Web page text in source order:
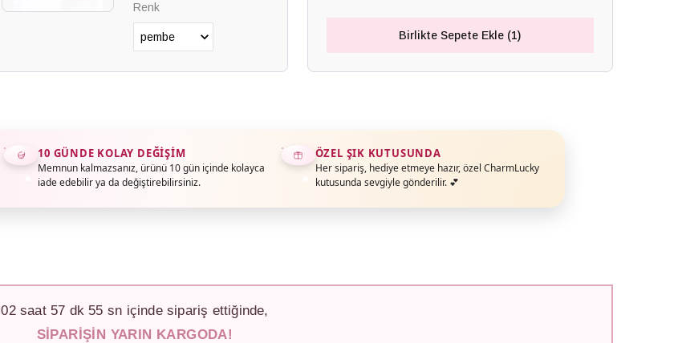
Renk
Birlikte Sepete Ekle (1)
10 GÜNDE KOLAY DEĞIŞIM
Memnun kalmazsanız, ürünü 10 gün içinde kolayca
iade edebilir ya da değiştirebilirsiniz.
ÖZEL ŞIK KUTUSUNDA
Her sipariş, hediye etmeye hazır, özel CharmLucky
kutusunda sevgiyle gönderilir. 💕
02saat 57 dk 52 sn içinde sipariş ettiğinde,
SIPARIŞIN YARIN KARGODA!